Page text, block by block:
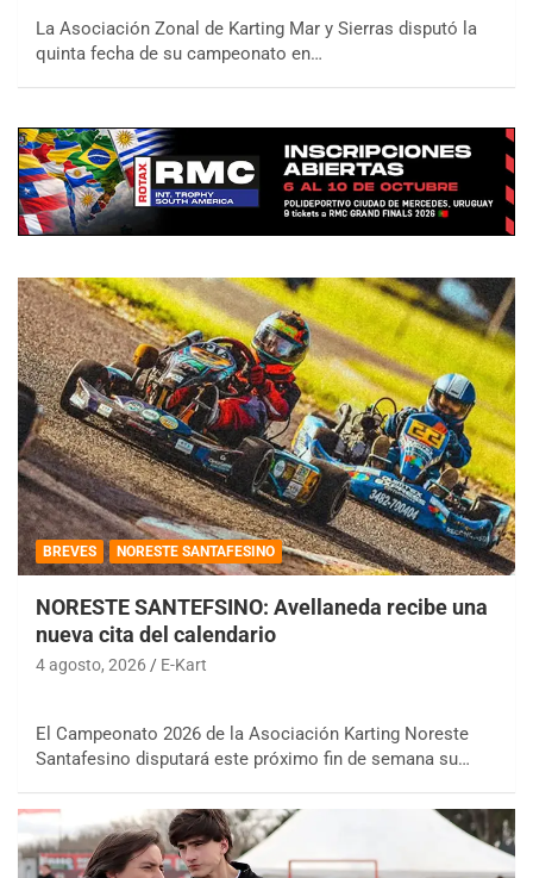
La Asociación Zonal de Karting Mar y Sierras disputó la
quinta fecha de su campeonato en…
BREVES NORESTE SANTAFESINO
NORESTE SANTEFSINO: Avellaneda recibe una
nueva cita del calendario
4 agosto, 2026 E-Kart
El Campeonato 2026 de la Asociación Karting Noreste
Santafesino disputará este próximo fin de semana su…